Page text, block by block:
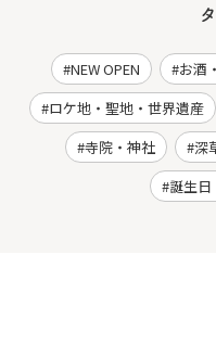
NEW OPEN お酒
ロケ地・聖地・世界遺産
寺院・神社
深
誕生